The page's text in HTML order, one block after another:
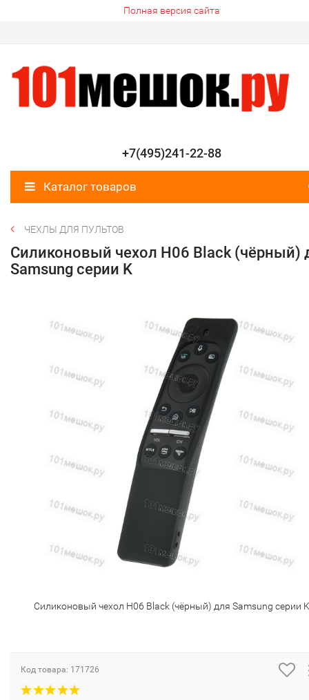
Полная версия сайта
+7(495)241-22-88
Каталог товаров
ЧЕХЛЫ ДЛЯ ПУЛЬТОВ
Силиконовый чехол H06 Black (чёрный)
Samsung серии K
Силиконовый чехол H06 Black (чёрный) для Samsung серии K
Код товара: 171726